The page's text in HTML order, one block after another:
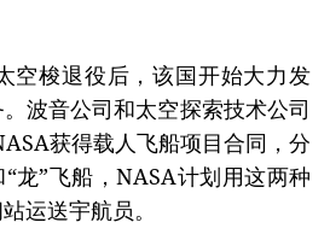
梭退役后，该国开始大力发
波音公司和太空探索技术公司
获得载人飞船项目合同，分
龙”飞船，NASA计划用这两种
运送宇航员。